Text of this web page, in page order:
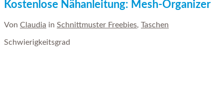
Kostenlose Nähanleitung: Mesh-Organizer
Von Claudia in Schnittmuster Freebies, Taschen
Schwierigkeitsgrad